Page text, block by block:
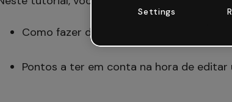
Como fazer download do pacote SCORM
Pontos a ter em conta na hora de editar
Settings